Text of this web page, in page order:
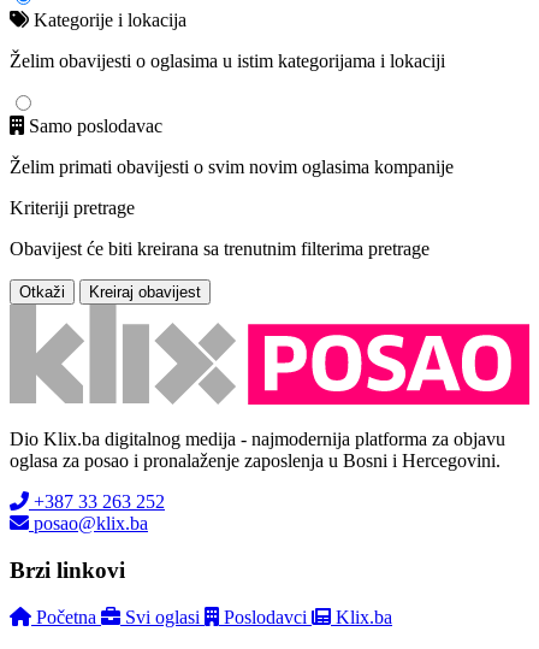
Kategorije i lokacija
Želim obavijesti o oglasima u istim kategorijama i lokaciji
Samo poslodavac
Želim primati obavijesti o svim novim oglasima kompanije
Kriteriji pretrage
Obavijest će biti kreirana sa trenutnim filterima pretrage
Otkaži Kreiraj obavijest
Dio Klix.ba digitalnog medija - najmodernija platforma za objavu
oglasa za posao i pronalaženje zaposlenja u Bosni i Hercegovini.
+387 33 263 252
posao@klix.ba
Brzi linkovi
Početna Svi oglasi Poslodavci Klix.ba